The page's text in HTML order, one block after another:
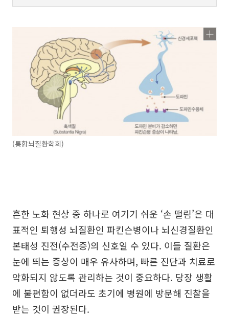
(통합뇌질환학회)
흔한 노화 현상 중 하나로 여기기 쉬운 ‘손 떨림’은 대
표적인 퇴행성 뇌질환인 파킨슨병이나 뇌신경질환인
본태성 진전(수전증)의 신호일 수 있다. 이들 질환은
눈에 띄는 증상이 매우 유사하며, 빠른 진단과 치료로
악화되지 않도록 관리하는 것이 중요하다. 당장 생활
에 불편함이 없더라도 초기에 병원에 방문해 진찰을
받는 것이 권장된다.